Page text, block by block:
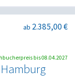
ab 2.385,00 €
bis 08.04.2027